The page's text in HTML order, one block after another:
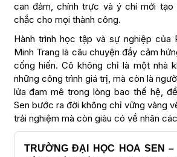
can đảm, chính trực và ý chí mới tạo
chắc cho mọi thành công.
Hành trình học tập và sự nghiệp của
Minh Trang là câu chuyện đầy cảm
cống hiến. Cô không chỉ là một nhà
những công trình giá trị, mà còn là
lửa đam mê trong lòng bao thế hệ,
Sen bước ra đời không chỉ vững vàng
trải nghiệm mà còn giàu có về nhân
TRƯỜNG ĐẠI HỌC HOA SEN